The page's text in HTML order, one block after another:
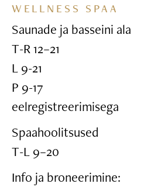
WELLNESS SPAA
Saunade ja basseini ala
T-R 12–21
L 9-21
P 9-17
eelregistreerimisega
Spaahoolitsused
T-L 9–20
Info ja broneerimine: